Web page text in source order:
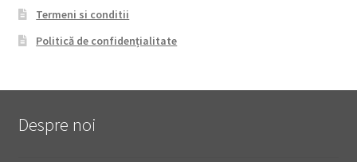
Termeni si conditii
Politică de confidențialitate
Despre noi